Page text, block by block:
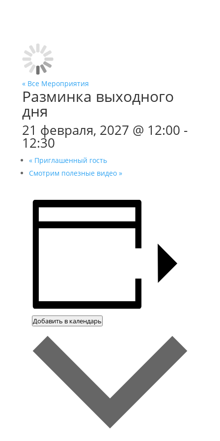
« Все Мероприятия
Разминка выходного
дня
21 февраля, 2027 @ 12:00 -
12:30
«Приглашенный гость
Смотрим полезные видео »
Добавить в календарь